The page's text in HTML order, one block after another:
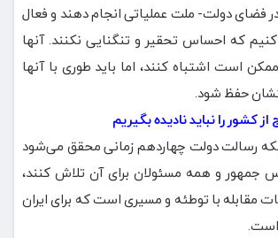
فضای دولت- ملت عملیاتی انجام دهند و فعال
کنیم که احساس تحقیر و تنگنایی نکنند. آنها
است اشتباه کنند، اما باید طوری با آنها
حفظ شود.
کشور را نباید نادیده بگیریم
رسالت دولت چهاردهم زمانی محقق می‌شود
جمهور و همه مسئولان برای آن تلاش کنند،
مقابله با توطئه و مسیری است که برای ایران
است.